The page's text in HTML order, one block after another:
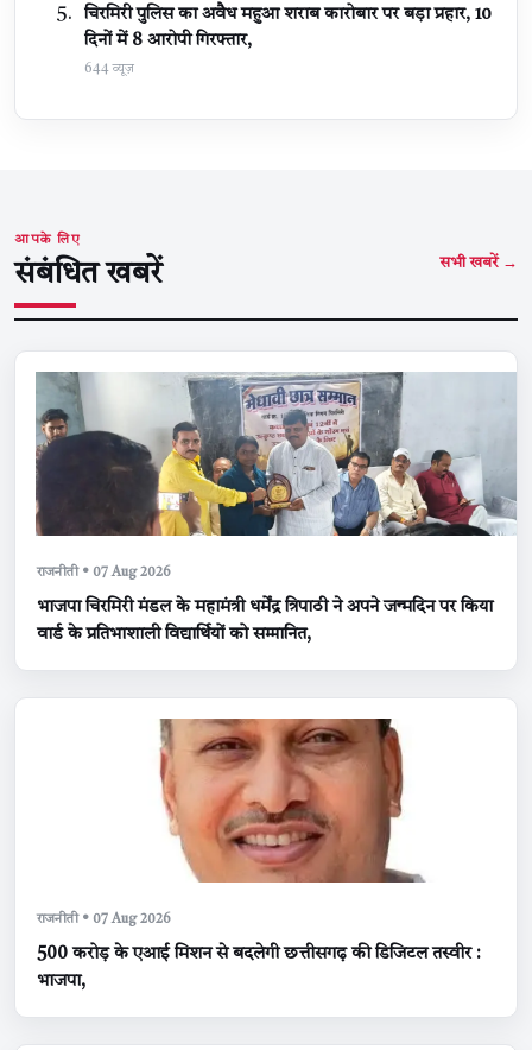
चिरमिरी पुलिस का अवैध महुआ शराब कारोबार पर बड़ा प्रहार, 10
दिनों में 8 आरोपी गिरफ्तार,
644 व्यूज़
आपके लिए
संबंधित खबरें सभी खबरें →
राजनीती • 07 Aug 2026
भाजपा चिरमिरी मंडल के महामंत्री धर्मेंद्र त्रिपाठी ने अपने जन्मदिन पर किया
वार्ड के प्रतिभाशाली विद्यार्थियों को सम्मानित,
राजनीती • 07 Aug 2026
500 करोड़ के एआई मिशन से बदलेगी छत्तीसगढ़ की डिजिटल तस्वीर :
भाजपा,